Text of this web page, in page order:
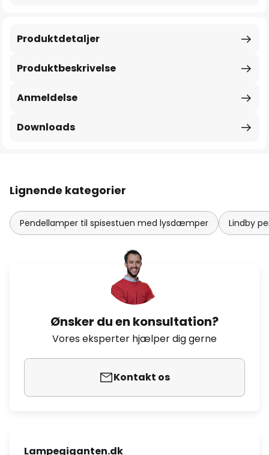
Produktbeskrivelse
Produktdetaljer
Anmeldelse
Downloads
Lignende kategorier
Pendellamper til spisestuen med lysdæmper Lindby
Ønsker du en konsultation?
Vores eksperter hjælper dig gerne
Kontakt os
Lampegiganten.dk